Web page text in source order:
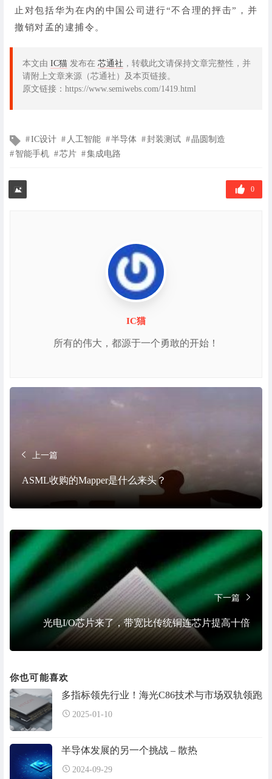
止对包括华为在内的中国公司进行“不合理的抨击”，并
撤销对孟的逮捕令。
本文由 IC猫 发布在 芯通社 ，转载此文请保持文章完整性，并
请附上文章来源（芯通社）及本页链接。
原文链接：https://www.semiwebs.com/1419.html
文
章
标
IC设计 人工智能 半导体 封装测试
晶圆制造
智能手机
芯片 集成电路
0
IC猫
所有的伟大，都源于一个勇敢的开始！
上一篇
ASML收购的Mapper是什么来头？
下一篇
光电I/O芯片来了，带宽比传统铜连芯片提高十倍
你也可能喜欢
多指标领先行业！海光C86技术与市场双轨领跑
2025-01-10
半导体发展的另一个挑战 – 散热
2024-09-29